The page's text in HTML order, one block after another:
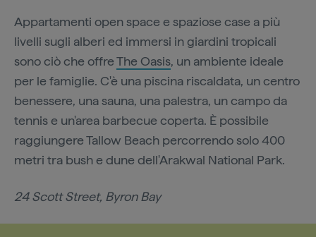
Appartamenti open space e spaziose case a più
livelli sugli alberi ed immersi in giardini tropicali
sono ciò che offreThe Oasis, un ambiente ideale
per le famiglie. C'è una piscina riscaldata, un centro
benessere, una sauna, una palestra, un campo da
tennis e un'area barbecue coperta. È possibile
raggiungere Tallow Beach percorrendo solo 400
metri tra bush e dune dell'Arakwal National Park.
24 Scott Street, Byron Bay